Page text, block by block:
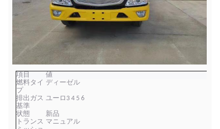
項目
値
燃料タイ
プ
ディーゼル
排出ガス
基準
ユーロ3 4 5 6
状態
新品
トランス マニュアル